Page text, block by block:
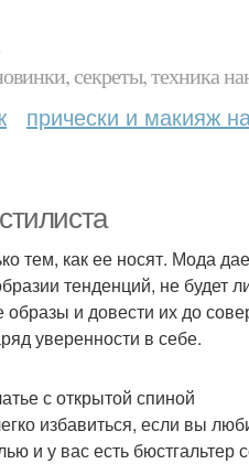
секреты, техника
прически и макияж
тем, как ее носят. Мода
тенденций, не будет
образы и довести их до
уверенности в себе.
с открытой спиной
избавиться, если вы
и у вас есть